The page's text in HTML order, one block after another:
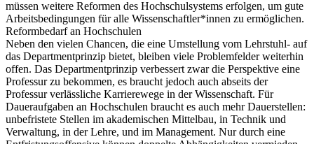
müssen weitere Reformen des Hochschulsystems erfolgen, um gute
Arbeitsbedingungen für alle Wissenschaftler*innen zu ermöglichen.
Reformbedarf an Hochschulen
Neben den vielen Chancen, die eine Umstellung vom Lehrstuhl- auf
das Departmentprinzip bietet, bleiben viele Problemfelder weiterhin
offen. Das Departmentprinzip verbessert zwar die Perspektive eine
Professur zu bekommen, es braucht jedoch auch abseits der
Professur verlässliche Karrierewege in der Wissenschaft. Für
Daueraufgaben an Hochschulen braucht es auch mehr Dauerstellen:
unbefristete Stellen im akademischen Mittelbau, in Technik und
Verwaltung, in der Lehre, und im Management. Nur durch eine